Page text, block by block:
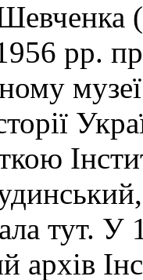
рр.
тут. У
архів